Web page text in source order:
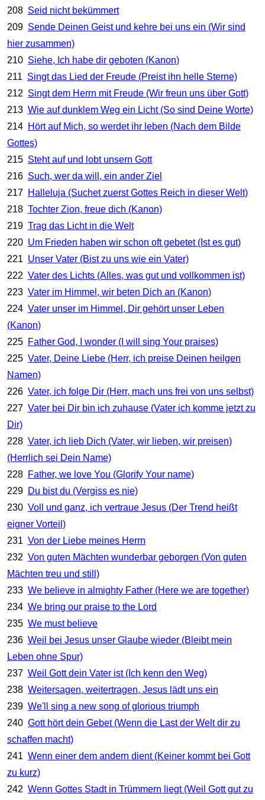
208 Seid nicht bekümmert
209 Sende Deinen Geist und kehre bei uns ein (Wir sind
hier zusammen)
210 Siehe, Ich habe dir geboten (Kanon)
211 Singt das Lied der Freude (Preist ihn helle Sterne)
212 Singt dem Herrn mit Freude (Wir freun uns über Gott)
213 Wie auf dunklem Weg ein Licht (So sind Deine Worte)
214 Hört auf Mich, so werdet ihr leben (Nach dem Bilde
Gottes)
215 Steht auf und lobt unsern Gott
216 Such, wer da will, ein ander Ziel
217 Halleluja (Suchet zuerst Gottes Reich in dieser Welt)
218 Tochter Zion, freue dich (Kanon)
219 Trag das Licht in die Welt
220 Um Frieden haben wir schon oft gebetet (Ist es gut)
221 Unser Vater (Bist zu uns wie ein Vater)
222 Vater des Lichts (Alles, was gut und vollkommen ist)
223 Vater im Himmel, wir beten Dich an (Kanon)
224 Vater unser im Himmel, Dir gehört unser Leben
(Kanon)
225 Father God, I wonder (I will sing Your praises)
225 Vater, Deine Liebe (Herr, ich preise Deinen heilgen
Namen)
226 Vater, ich folge Dir (Herr, mach uns frei von uns selbst)
227 Vater bei Dir bin ich zuhause (Vater ich komme jetzt zu
Dir)
228 Vater, ich lieb Dich (Vater, wir lieben, wir preisen)
(Herrlich sei Dein Name)
228 Father, we love You (Glorify Your name)
229 Du bist du (Vergiss es nie)
230 Voll und ganz, ich vertraue Jesus (Der Trend heißt
eigner Vorteil)
231 Von der Liebe meines Herrn
232 Von guten Mächten wunderbar geborgen (Von guten
Mächten treu und still)
233 We believe in almighty Father (Here we are together)
234 We bring our praise to the Lord
235 We must believe
236 Weil bei Jesus unser Glaube wieder (Bleibt mein
Leben ohne Spur)
237 Weil Gott dein Vater ist (Ich kenn den Weg)
238 Weitersagen, weitertragen, Jesus lädt uns ein
239 We'll sing a new song of glorious triumph
240 Gott hört dein Gebet (Wenn die Last der Welt dir zu
schaffen macht)
241 Wenn einer dem andern dient (Keiner kommt bei Gott
zu kurz)
242 Wenn Gottes Stadt in Trümmern liegt (Weil Gott gut zu